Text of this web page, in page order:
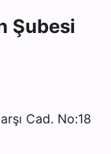
Şubesi
Cad. No:18